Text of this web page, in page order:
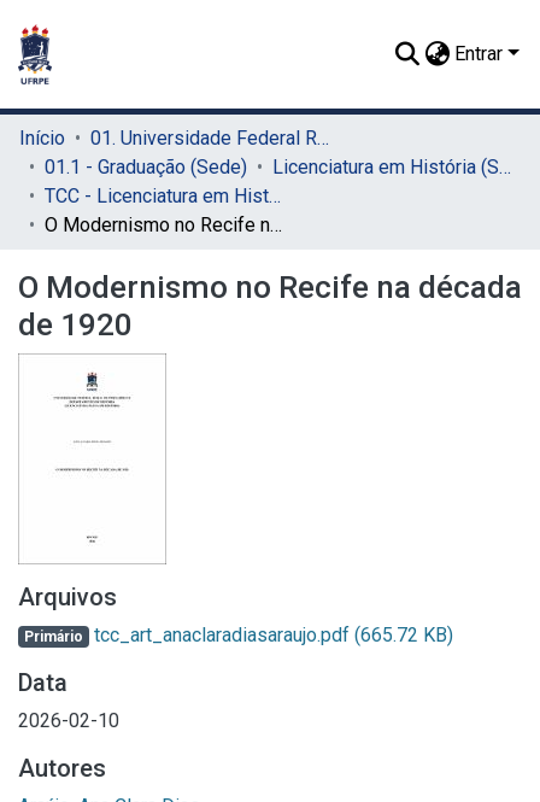
Entrar
Início
01. Universidade Federal Rural de Pernambuco - UFRPE (Sede)
01.1 - Graduação (Sede)
Licenciatura em História (Sede)
TCC - Licenciatura em História (Sede)
O Modernismo no Recife na década de 1920
O Modernismo no Recife na década
de 1920
Arquivos
Primário tcc_art_anaclaradiasaraujo.pdf (665.72 KB)
Data
2026-02-10
Autores